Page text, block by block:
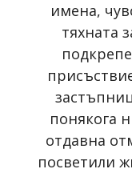
имена,
тяхната
понякога
отдавна
посветили